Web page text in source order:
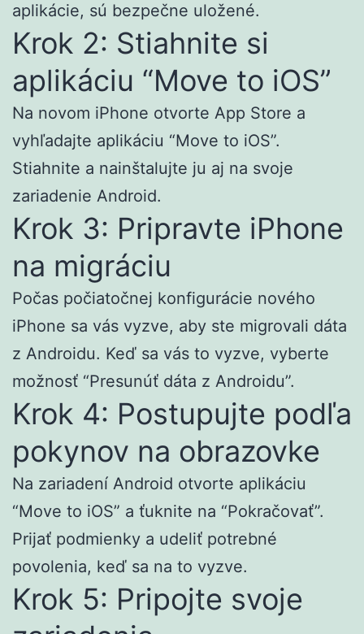
aplikácie, sú bezpečne uložené.
Krok 2: Stiahnite si
aplikáciu “Move to iOS”
Na novom iPhone otvorte App Store a
vyhľadajte aplikáciu “Move to iOS”.
Stiahnite a nainštalujte ju aj na svoje
zariadenie Android.
Krok 3: Pripravte iPhone
na migráciu
Počas počiatočnej konfigurácie nového
iPhone sa vás vyzve, aby ste migrovali dáta
z Androidu. Keď sa vás to vyzve, vyberte
možnosť “Presunúť dáta z Androidu”.
Krok 4: Postupujte podľa
pokynov na obrazovke
Na zariadení Android otvorte aplikáciu
“Move to iOS” a ťuknite na “Pokračovať”.
Prijať podmienky a udeliť potrebné
povolenia, keď sa na to vyzve.
Krok 5: Pripojte svoje